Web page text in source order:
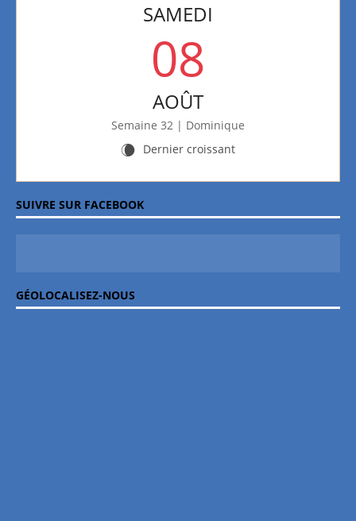
SAMEDI
08
AOÛT
Semaine 32 | Dominique
W Dernier croissant
SUIVRE SUR FACEBOOK
GÉOLOCALISEZ-NOUS